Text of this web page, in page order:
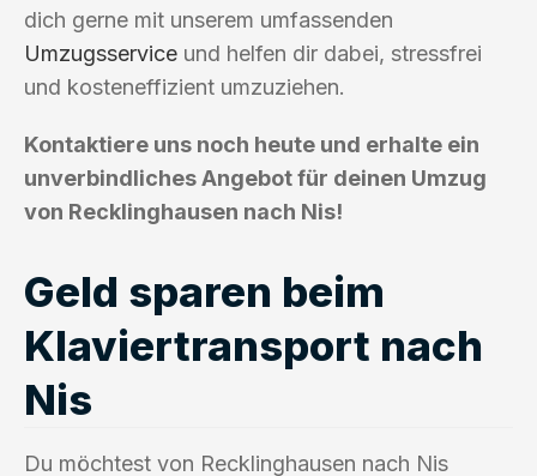
dich gerne mit unserem umfassenden
Umzugsservice und helfen dir dabei, stressfrei
und kosteneffizient umzuziehen.
Kontaktiere uns noch heute und erhalte ein
unverbindliches Angebot für deinen Umzug
von Recklinghausen nach Nis!
Geld sparen beim
Klaviertransport nach
Nis
Du möchtest von Recklinghausen nach Nis